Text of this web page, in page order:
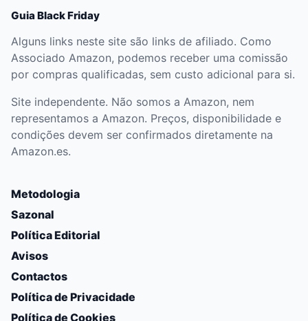
Guia Black Friday
Alguns links neste site são links de afiliado. Como
Associado Amazon, podemos receber uma comissão
por compras qualificadas, sem custo adicional para si.
Site independente. Não somos a Amazon, nem
representamos a Amazon. Preços, disponibilidade e
condições devem ser confirmados diretamente na
Amazon.es.
Metodologia
Sazonal
Política Editorial
Avisos
Contactos
Política de Privacidade
Política de Cookies